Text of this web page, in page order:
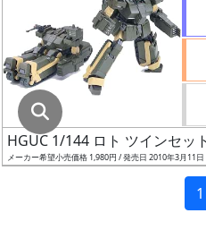
ル
成
形
色
HGUC 1/144 ロト ツインセット
メーカー希望小売価格 1,980円 / 発売日 2010年3月11日
1